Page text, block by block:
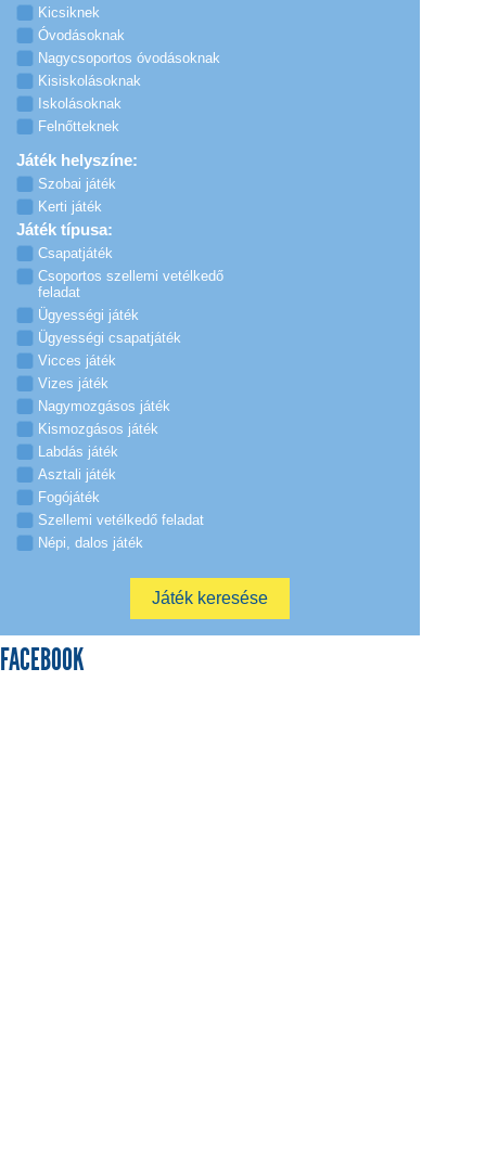
Kicsiknek
Óvodásoknak
Nagycsoportos óvodásoknak
Kisiskolásoknak
Iskolásoknak
Felnőtteknek
Játék helyszíne:
Szobai játék
Kerti játék
Játék típusa:
Csapatjáték
Csoportos szellemi vetélkedő
feladat
Ügyességi játék
Ügyességi csapatjáték
Vicces játék
Vizes játék
Nagymozgásos játék
Kismozgásos játék
Labdás játék
Asztali játék
Fogójáték
Szellemi vetélkedő feladat
Népi, dalos játék
FACEBOOK